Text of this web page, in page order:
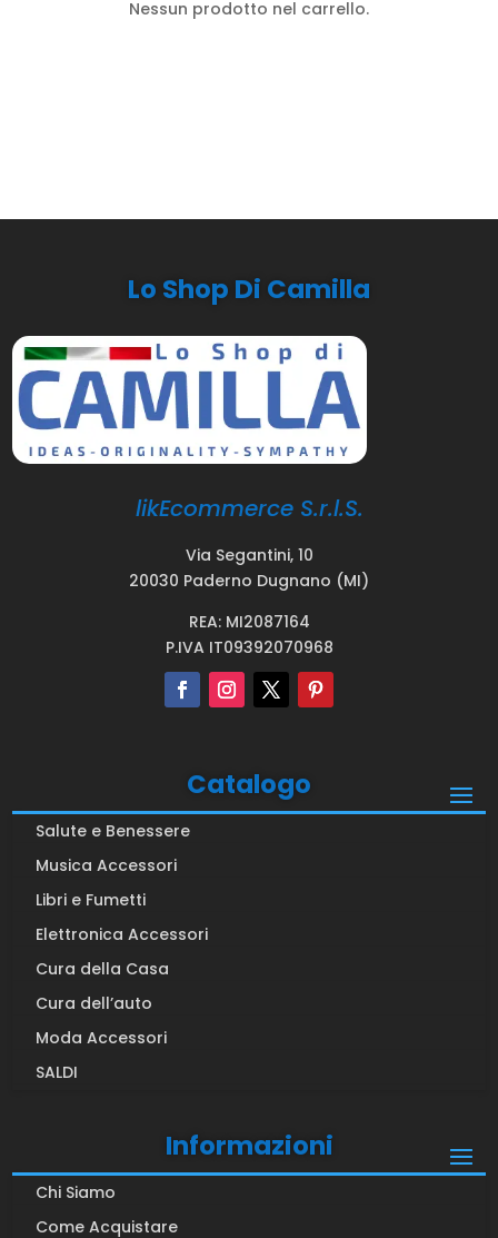
Nessun prodotto nel carrello.
Lo Shop Di Camilla
likEcommerce S.r.l.S.
Via Segantini, 10
20030 Paderno Dugnano (MI)
REA: MI2087164
P.IVA IT09392070968
Catalogo
Salute e Benessere
Musica Accessori
Libri e Fumetti
Elettronica Accessori
Cura della Casa
Cura dell’auto
Moda Accessori
SALDI
Informazioni
Chi Siamo
Come Acquistare